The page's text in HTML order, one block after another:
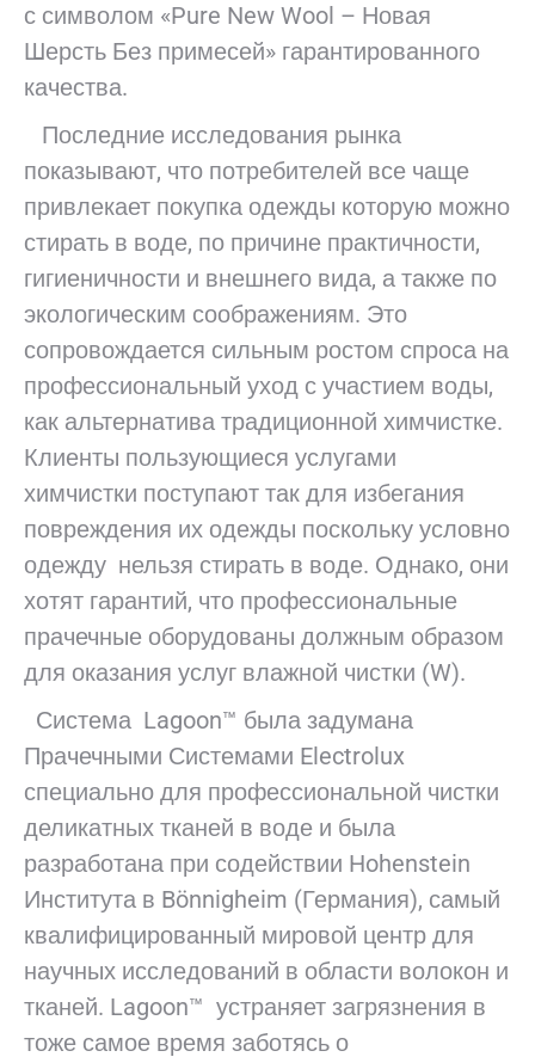
с символом «Pure New Wool – Новая
Шерсть Без примесей» гарантированного
качества.
Последние исследования рынка
показывают, что потребителей все чаще
привлекает покупка одежды которую можно
стирать в воде, по причине практичности,
гигиеничности и внешнего вида, а также по
экологическим соображениям. Это
сопровождается сильным ростом спроса на
профессиональный уход с участием воды,
как альтернатива традиционной химчистке.
Клиенты пользующиеся услугами
химчистки поступают так для избегания
повреждения их одежды поскольку условно
одежду нельзя стирать в воде. Однако, они
хотят гарантий, что профессиональные
прачечные оборудованы должным образом
для оказания услуг влажной чистки (W).
Система Lagoon™ была задумана
Прачечными Системами Electrolux
специально для профессиональной чистки
деликатных тканей в воде и была
разработана при содействии Hohenstein
Института в Bönnigheim (Германия), самый
квалифицированный мировой центр для
научных исследований в области волокон и
тканей. Lagoon™ устраняет загрязнения в
тоже самое время заботясь о